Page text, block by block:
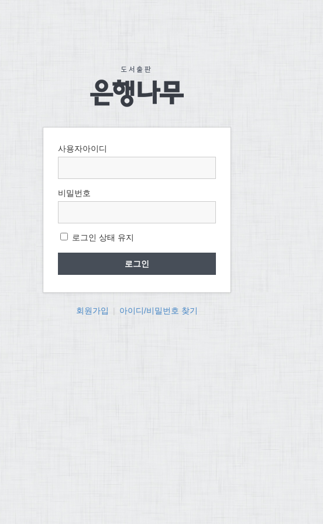
사용자아이디
비밀번호
로그인 상태 유지
회원가입 | 아이디/비밀번호 찾기